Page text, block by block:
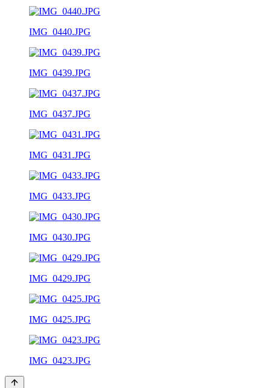
IMG_0440.JPG
IMG_0439.JPG
IMG_0437.JPG
IMG_0431.JPG
IMG_0433.JPG
IMG_0430.JPG
IMG_0429.JPG
IMG_0425.JPG
IMG_0423.JPG